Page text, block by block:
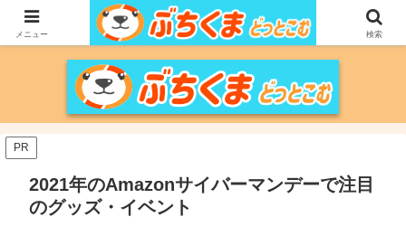
家づくりをメインに、家電、PC/MACなどのレビュー、育児、新潟の情報を気
の向くままに、気が済むまで調べ上げるブログです。
PR
2021年のAmazonサイバーマンデーで注目
のグッズ・イベント
メニュー 検索